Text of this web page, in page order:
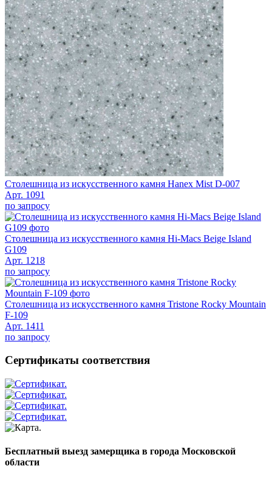
Столешница из искусственного камня Hanex Mist D-007
Арт. 1091
по запросу
Столешница из искусственного камня Hi-Macs Beige Island
G109
Арт. 1218
по запросу
Столешница из искусственного камня Tristone Rocky Mountain
F-109
Арт. 1411
по запросу
Сертификаты соответствия
Бесплатный выезд замерщика в города Московской
области